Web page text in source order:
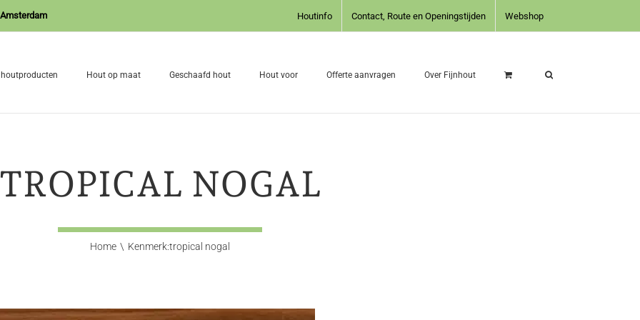
Houtinfo Contact, Route en Openingstijden Webshop
Hout op maat Geschaafd hout Hout voor Offerte aanvragen Over Fijnhout
TROPICAL NOGAL
Home Kenmerk:tropical nogal